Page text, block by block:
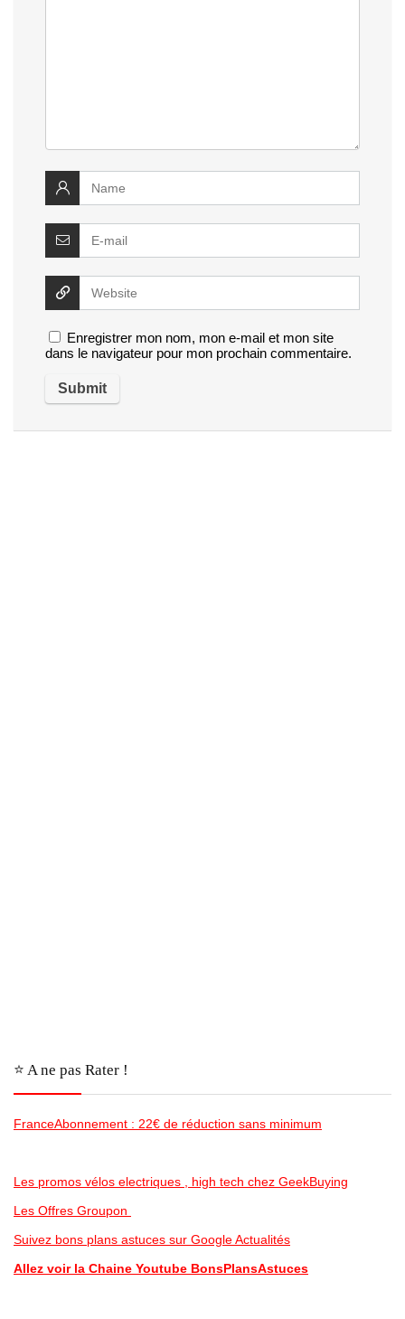
Enregistrer mon nom, mon e-mail et mon site
dans le navigateur pour mon prochain commentaire.
⭐️ A ne pas Rater !
FranceAbonnement : 22€ de réduction sans minimum
Les promos vélos electriques , high tech chez GeekBuying
Les Offres Groupon
Suivez bons plans astuces sur Google Actualités
Allez voir la Chaine Youtube BonsPlansAstuces